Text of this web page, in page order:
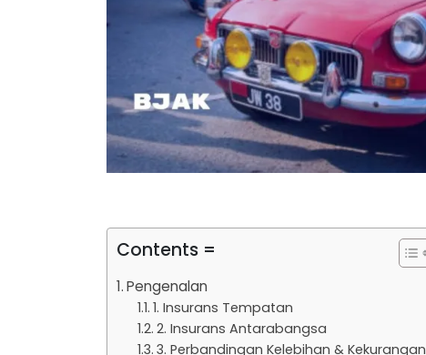
Contents =
Pengenalan
1. Insurans Tempatan
2. Insurans Antarabangsa
3. Perbandingan Kelebihan & Kekurangan